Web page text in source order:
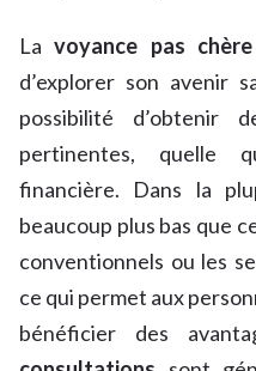
Lavoyance pas chère
d’explorer son avenir
possibilité d’obtenir
pertinentes, quelle
financière. Dans la
beaucoup plus bas que
conventionnels ou les
ce qui permet aux
bénéficier des